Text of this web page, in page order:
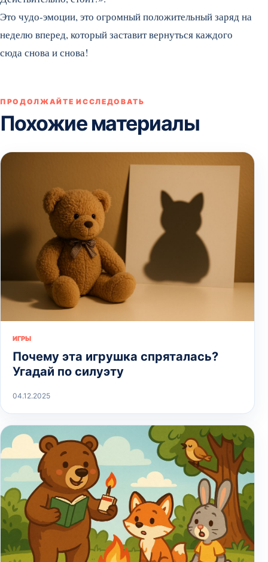
Это чудо-эмоции, это огромный положительный заряд на
неделю вперед, который заставит вернуться каждого
сюда снова и снова!
ПРОДОЛЖАЙТЕ ИССЛЕДОВАТЬ
Похожие материалы
ИГРЫ
Почему эта игрушка спряталась?
Угадай по силуэту
04.12.2025